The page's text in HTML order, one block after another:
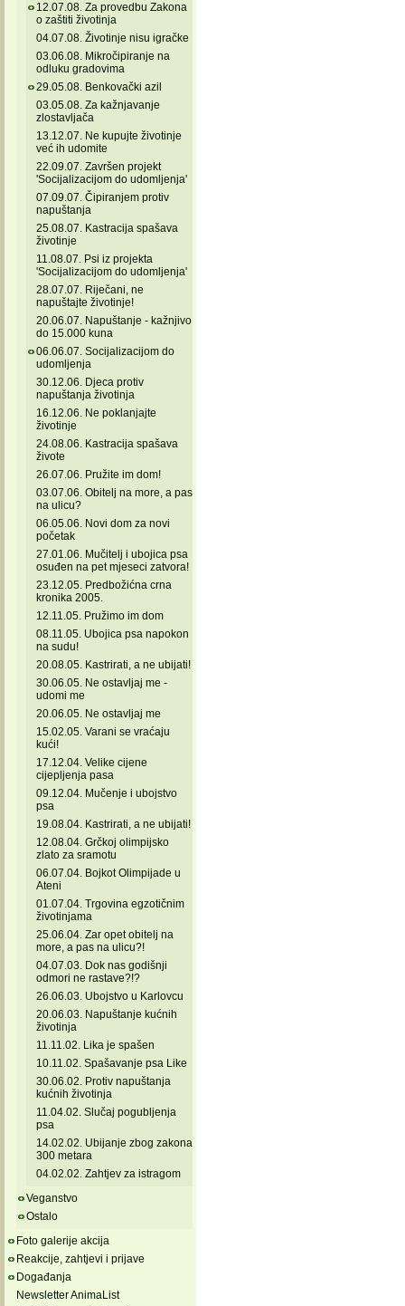
12.07.08. Za provedbu Zakona
o zaštiti životinja
04.07.08. Životinje nisu igračke
03.06.08. Mikročipiranje na
odluku gradovima
29.05.08. Benkovački azil
03.05.08. Za kažnjavanje
zlostavljača
13.12.07. Ne kupujte životinje
već ih udomite
22.09.07. Završen projekt
'Socijalizacijom do udomljenja'
07.09.07. Čipiranjem protiv
napuštanja
25.08.07. Kastracija spašava
životinje
11.08.07. Psi iz projekta
'Socijalizacijom do udomljenja'
28.07.07. Riječani, ne
napuštajte životinje!
20.06.07. Napuštanje - kažnjivo
do 15.000 kuna
06.06.07. Socijalizacijom do
udomljenja
30.12.06. Djeca protiv
napuštanja životinja
16.12.06. Ne poklanjajte
životinje
24.08.06. Kastracija spašava
živote
26.07.06. Pružite im dom!
03.07.06. Obitelj na more, a pas
na ulicu?
06.05.06. Novi dom za novi
početak
27.01.06. Mučitelj i ubojica psa
osuđen na pet mjeseci zatvora!
23.12.05. Predbožićna crna
kronika 2005.
12.11.05. Pružimo im dom
08.11.05. Ubojica psa napokon
na sudu!
20.08.05. Kastrirati, a ne ubijati!
30.06.05. Ne ostavljaj me -
udomi me
20.06.05. Ne ostavljaj me
15.02.05. Varani se vraćaju
kući!
17.12.04. Velike cijene
cijepljenja pasa
09.12.04. Mučenje i ubojstvo
psa
19.08.04. Kastrirati, a ne ubijati!
12.08.04. Grčkoj olimpijsko
zlato za sramotu
06.07.04. Bojkot Olimpijade u
Ateni
01.07.04. Trgovina egzotičnim
životinjama
25.06.04. Zar opet obitelj na
more, a pas na ulicu?!
04.07.03. Dok nas godišnji
odmori ne rastave?!?
26.06.03. Ubojstvo u Karlovcu
20.06.03. Napuštanje kućnih
životinja
11.11.02. Lika je spašen
10.11.02. Spašavanje psa Like
30.06.02. Protiv napuštanja
kućnih životinja
11.04.02. Slučaj pogubljenja
psa
14.02.02. Ubijanje zbog zakona
300 metara
04.02.02. Zahtjev za istragom
Veganstvo
Ostalo
Foto galerije akcija
Reakcije, zahtjevi i prijave
Događanja
Newsletter AnimaList